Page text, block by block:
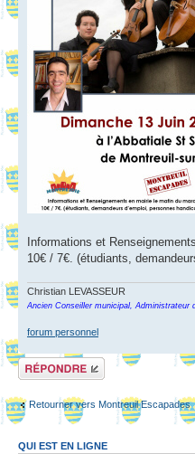
Informations et
10€ / 7€. (étudiants,
Christian LEVASSEUR
Ancien Conseiller municipal, Administrateur
forum personnel
Répondre
Retourner vers Montreuil Escapades
QUI EST EN LIGNE